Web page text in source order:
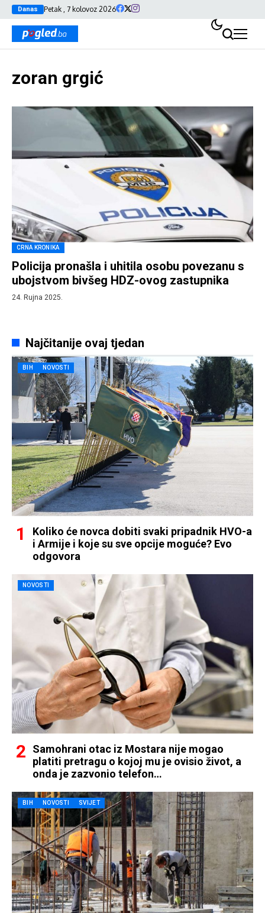
Danas Petak , 7 kolovoz 2026
zoran grgić
CRNA KRONIKA
Policija pronašla i uhitila osobu povezanu s
ubojstvom bivšeg HDZ-ovog zastupnika
24. Rujna 2025.
Najčitanije ovaj tjedan
BIH NOVOSTI
Koliko će novca dobiti svaki pripadnik HVO-a
i Armije i koje su sve opcije moguće? Evo
odgovora
NOVOSTI
Samohrani otac iz Mostara nije mogao
platiti pretragu o kojoj mu je ovisio život, a
onda je zazvonio telefon…
BIH NOVOSTI SVIJET